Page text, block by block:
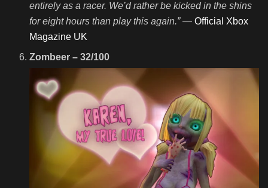
entirely as a racer. We’d rather be kicked in the shins
for eight hours than play this again.”—Official Xbox
Magazine UK
Zombeer – 32/100